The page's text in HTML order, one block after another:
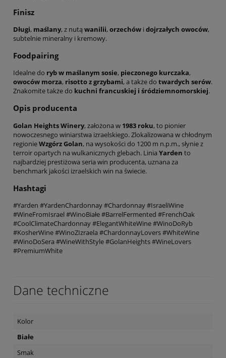
Finisz
Długi, maślany, z nutą wanilii, orzechów i dojrzałych owoców,
subtelnie mineralny i kremowy.
Foodpairing
Idealne do ryb w maślanym sosie, pieczonego kurczaka,
owoców morza, risotto z grzybami, a także do twardych serów.
Znakomite także do kuchni francuskiej i śródziemnomorskiej.
Opis producenta
Golan Heights Winery, założona w 1983 roku, to pionier
nowoczesnego winiarstwa izraelskiego. Zlokalizowana w chłodnym
regionieWzgórz Golan, na wysokości do 1200 m n.p.m., słynie z
terroir opartych na wulkanicznych glebach. Linia Yarden to
najbardziej prestiżowa seria win producenta, uznana za
benchmark jakości izraelskich win na świecie.
Hashtagi
#Yarden #YardenChardonnay #Chardonnay #IsraeliWine
#WineFromIsrael #WinoBiałe #BarrelFermented #FrenchOak
#CoolClimateChardonnay #ElegantWhiteWine #WinoDoRyb
#KosherWine #WinoZIzraela #ChardonnayLovers #WhiteWine
#WinoDoSera #WineWithStyle #GolanHeights #WineLovers
#PremiumWhite
Dane techniczne
Kolor
Białe
Smak